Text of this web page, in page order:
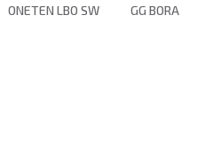
ONETEN LBO SW GG BORA